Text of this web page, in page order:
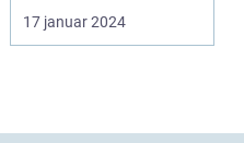
voksne og børn. Når
det kommer t...
17 januar 2024